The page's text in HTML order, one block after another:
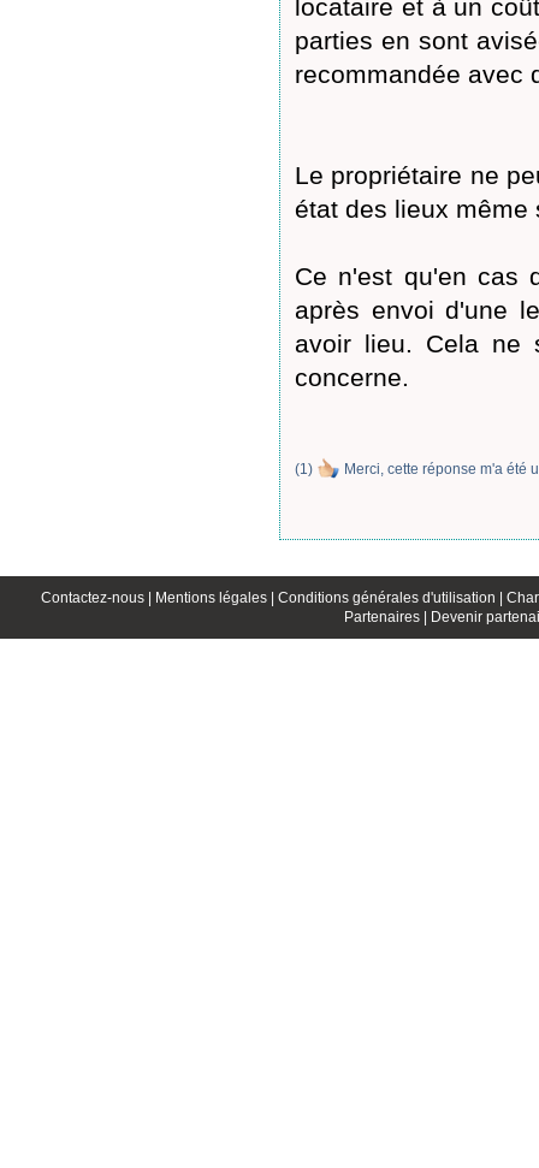
locataire et à un
parties en sont
recommandée avec
Le propriétaire ne
état des lieux même
Ce n'est qu'en cas
après envoi d'une
avoir lieu. Cela ne
concerne.
(1) Merci, cette réponse m'a été
Contactez-nous | Mentions légales | Conditions générales d'utilisation |
Partenaires |
Devenir